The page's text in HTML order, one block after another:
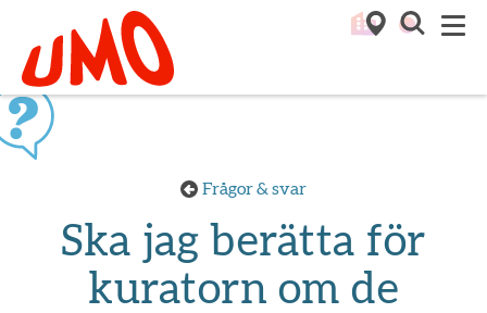
Till startsidan för Umo
Frågor & svar
Ska jag berätta för
kuratorn om de